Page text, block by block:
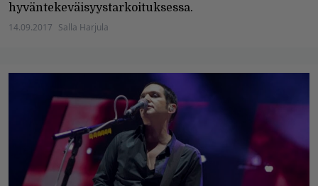
hyväntekeväisyystarkoituksessa.
14.09.2017 Salla Harjula